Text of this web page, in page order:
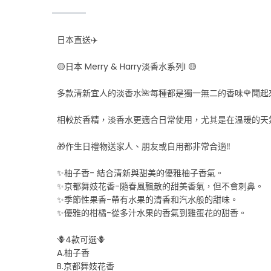
日本直送✈️
🟡日本 Merry & Harry淡香水系列I 🟡
多款清新宜人的淡香水🌺每種都是獨一無二的香味🌹聞
相較於香精，淡香水更適合日常使用，尤其是在温暖的天
🎁作生日禮物送家人、朋友或自用都非常合適‼️
✨柚子香- 結合清新與甜美的優雅柚子香氣。
✨京都舞妓花香-隨春風飄散的甜美香氣，但不會刺鼻。
✨季節性果香-帶有水果的清香和汽水般的甜味。
✨優雅的柑橘-從多汁水果的香氣到雞蛋花的甜香。
🪻4款可選🪻
A.柚子香
B.京都舞妓花香